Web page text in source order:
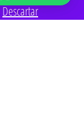
Descartar